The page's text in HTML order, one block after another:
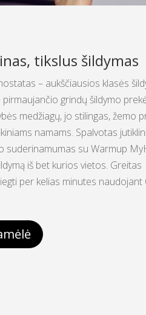
tikslus šildymas
– aukščiausios klasės
grindų šildymo
medžiagų, jo stilingas, žemo
namams. Spalvotas
suderinamumas su Warmup
iš bet kurios vietos. Greitas
per kelias minutes naudojant